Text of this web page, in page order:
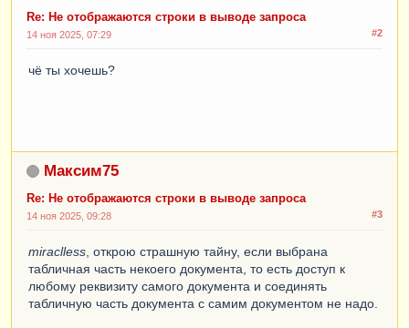
РеализацияТоваровУслуг
клатура,
ество,
ПередачаТоваровМеждуОрганизациямиТовары.
ны,
Re: Не отображаются строки в выводе запроса
#2
14 ноя 2025, 07:29
чё ты хочешь?
Максим75
Re: Не отображаются строки в выводе запроса
#3
14 ноя 2025, 09:28
miraclless , открою страшную тайну, если выбрана
табличная часть некоего документа, то есть доступ к
любому реквизиту самого документа и соединять
табличную часть документа с самим документом не надо.